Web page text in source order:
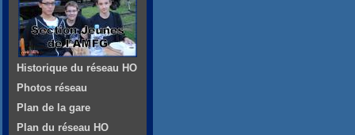
Historique du réseau HO
Photos réseau
Plan de la gare
Plan du réseau HO